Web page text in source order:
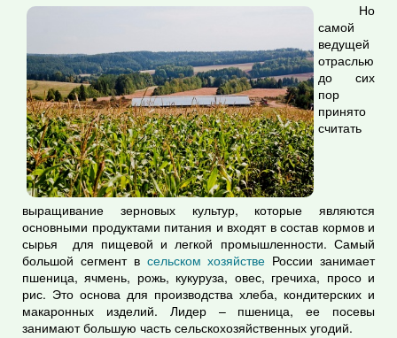
Но
самой
ведущей
отраслью
до сих
пор
принято
считать
выращивание зерновых культур, которые являются
основными продуктами питания и входят в состав кормов и
сырья для пищевой и легкой промышленности. Самый
большой сегмент в сельском хозяйстве России занимает
пшеница, ячмень, рожь, кукуруза, овес, гречиха, просо и
рис. Это основа для производства хлеба, кондитерских и
макаронных изделий. Лидер – пшеница, ее посевы
занимают большую часть сельскохозяйственных угодий.